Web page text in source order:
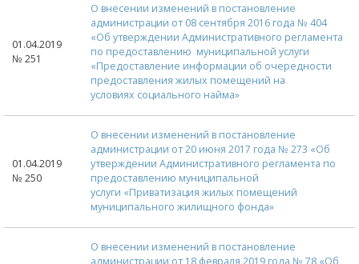
01.04.2019
№ 251
О внесении изменений в постановление
администрации от 08 сентября 2016 года № 404
«Об утверждении Административного регламента
по предоставлению муниципальной услуги
«Предоставление информации об очередности
предоставления жилых помещений на
условиях социального найма»
01.04.2019
№ 250
О внесении изменений в постановление
администрации от 20 июня 2017 года № 273 «Об
утверждении Административного регламента по
предоставлению муниципальной
услуги «Приватизация жилых помещений
муниципального жилищного фонда»
О внесении изменений в постановление
администрации от 18 февраля 2019 года № 78 «Об